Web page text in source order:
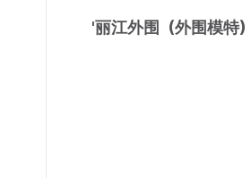
'丽江外围（外围模特